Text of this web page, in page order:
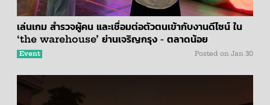
เล่นเกม สำรวจผู้คน และเชื่อมต่อตัวตนเข้ากับงานดีไซน์ ใน
‘the warehouse’ ย่านเจริญกรุง - ตลาดน้อย
Event Posted on Jan 30